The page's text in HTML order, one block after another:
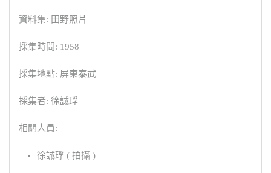
資料集: 田野照片
採集時間: 1958
採集地點: 屏東泰武
採集者: 徐誠琈
相關人員:
徐誠琈 ( 拍攝 )